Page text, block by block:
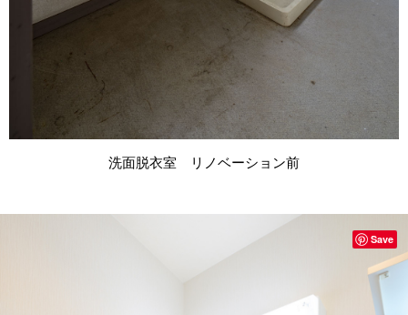
洗面脱衣室 リノベーション前
Save